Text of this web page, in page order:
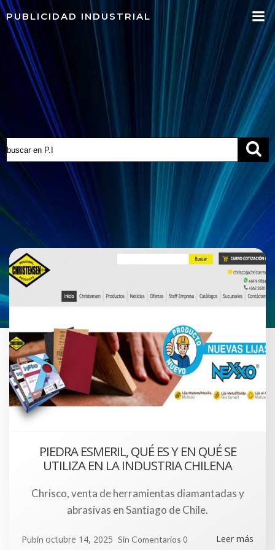
al
contenido
PUBLICIDAD INDUSTRIAL
PIEDRA ESMERIL, QUÉ ES Y EN QUÉ SE
UTILIZA EN LA INDUSTRIA CHILENA
Chrisco, venta de herramientas diamantadas y
abrasivas en Santiago de Chile.
Pubin octubre 14, 2025 Sin Comentarios 0 Leer más